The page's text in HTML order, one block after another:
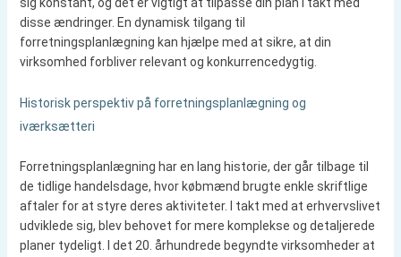
disse ændringer. En dynamisk tilgang til
forretningsplanlægning kan hjælpe med at sikre, at din
virksomhed forbliver relevant og konkurrencedygtig.
Historisk perspektiv på forretningsplanlægning og
iværksætteri
Forretningsplanlægning har en lang historie, der går tilbage til
de tidlige handelsdage, hvor købmænd brugte enkle skriftlige
aftaler for at styre deres aktiviteter. I takt med at erhvervslivet
udviklede sig, blev behovet for mere komplekse og detaljerede
planer tydeligt. I det 20. århundrede begyndte virksomheder at